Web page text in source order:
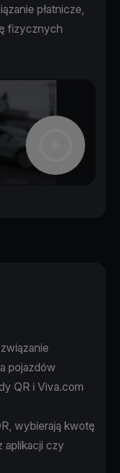
płatnicze,
fizycznych
pojazdów
QR i Viva.com
wybierają kwotę
aplikacji czy